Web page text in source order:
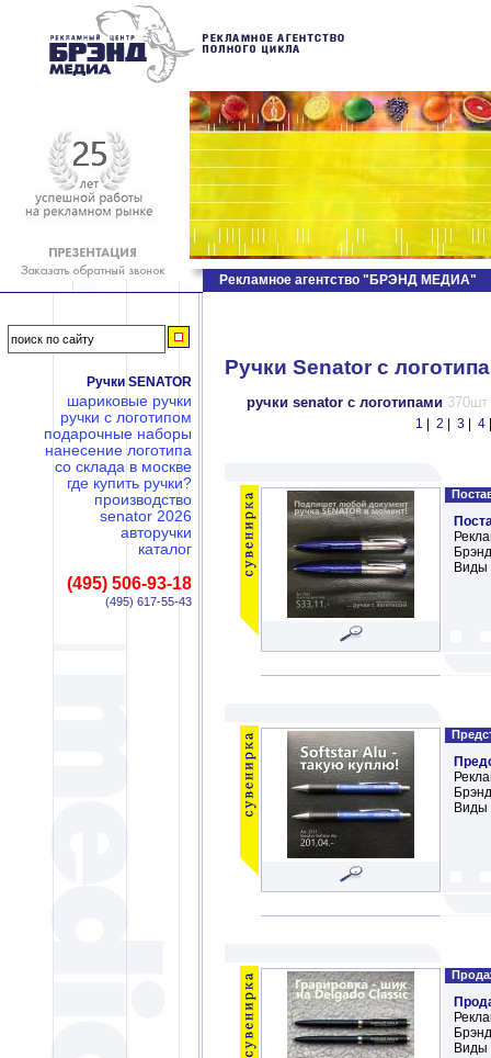
Ручки SENATOR
шариковые ручки
ручки с логотипом
подарочные наборы
нанесение логотипа
со склада в москве
где купить ручки?
производство
senator 2026
авторучки
каталог
(495) 506-93-18
(495) 617-55-43
Рекламное агентство "БРЭНД МЕДИА"
Ручки Senator c
ручки senator c логотипами 370шт
1 2 3 4
Виды
Виды
Виды